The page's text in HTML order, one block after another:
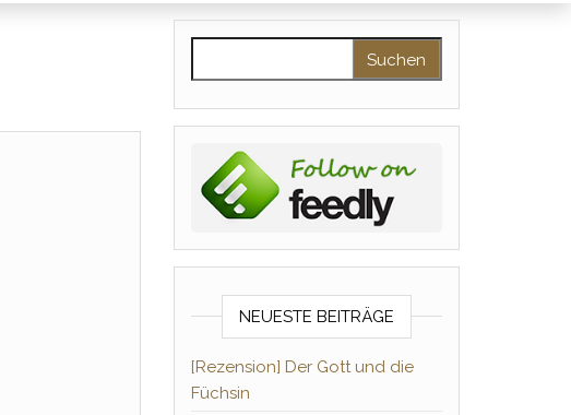
NEUESTE BEITRÄGE
[Rezension] Der Gott und die
Füchsin